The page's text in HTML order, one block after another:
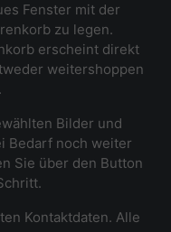
Fenster mit der
zu legen.
erscheint direkt
weitershoppen
Bilder und
Bedarf noch weiter
Sie über den Button
Kontaktdaten. Alle